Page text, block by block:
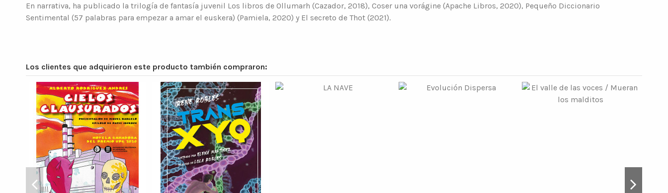
En narrativa, ha publicado la trilogía de fantasía juvenil Los libros de Ollumarh (Cazador, 2018), Coser una vorágine (Apache Libros, 2020), Pequeño Diccionario
Sentimental (57 palabras para empezar a amar el euskera) (Pamiela, 2020) y El secreto de Thot (2021).
Los clientes que adquirieron este producto también compraron: